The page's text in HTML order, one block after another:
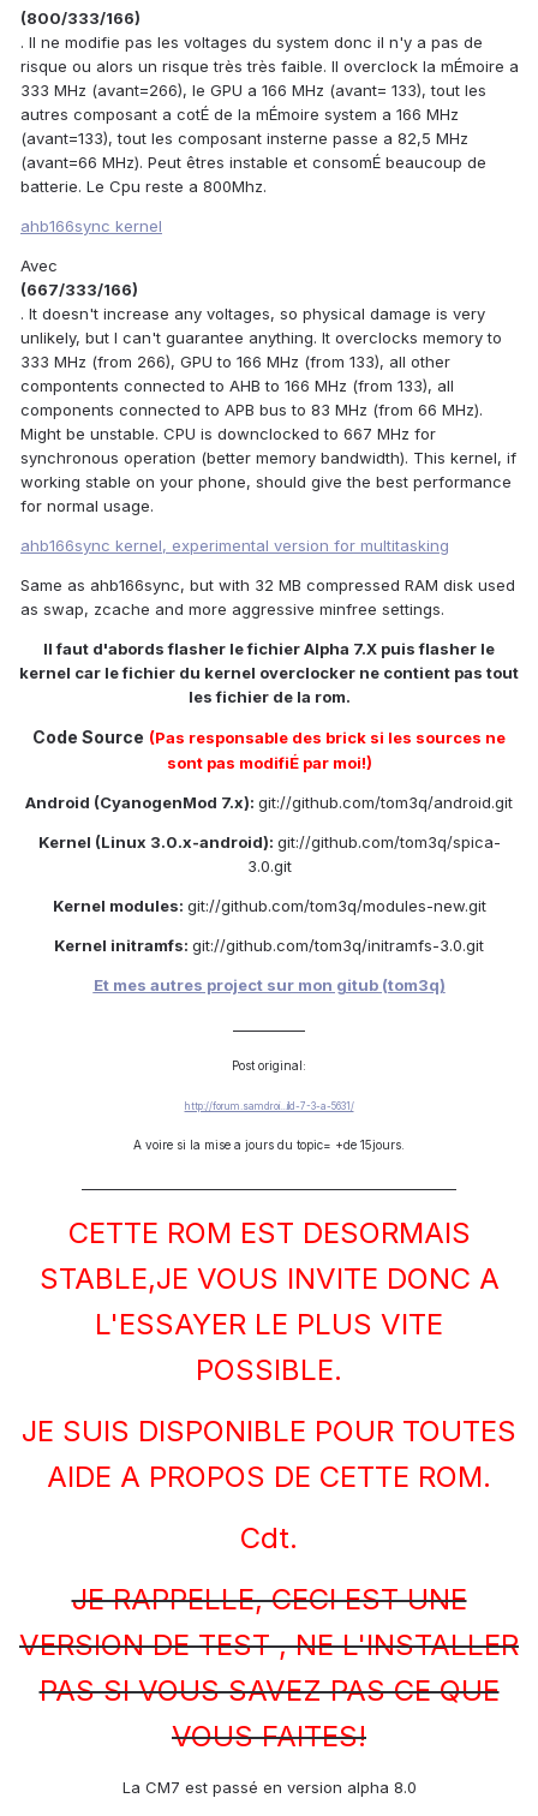
(800/333/166)
. Il ne modifie pas les voltages du system donc il n'y a pas de
risque ou alors un risque très très faible. Il overclock la mÉmoire a
333 MHz (avant=266), le GPU a 166 MHz (avant= 133), tout les
autres composant a cotÉ de la mÉmoire system a 166 MHz
(avant=133), tout les composant insterne passe a 82,5 MHz
(avant=66 MHz). Peut êtres instable et consomÉ beaucoup de
batterie. Le Cpu reste a 800Mhz.
ahb166sync kernel
Avec
(667/333/166)
. It doesn't increase any voltages, so physical damage is very
unlikely, but I can't guarantee anything. It overclocks memory to
333 MHz (from 266), GPU to 166 MHz (from 133), all other
compontents connected to AHB to 166 MHz (from 133), all
components connected to APB bus to 83 MHz (from 66 MHz).
Might be unstable. CPU is downclocked to 667 MHz for
synchronous operation (better memory bandwidth). This kernel, if
working stable on your phone, should give the best performance
for normal usage.
ahb166sync kernel, experimental version for multitasking
Same as ahb166sync, but with 32 MB compressed RAM disk used
as swap, zcache and more aggressive minfree settings.
Il faut d'abords flasher le fichier Alpha 7.X puis flasher le
kernel car le fichier du kernel overclocker ne contient pas tout
les fichier de la rom.
Code Source (Pas responsable des brick si les sources ne
sont pas modifiÉ par moi!)
Android (CyanogenMod 7.x): git://github.com/tom3q/android.git
Kernel (Linux 3.0.x-android): git://github.com/tom3q/spica-
3.0.git
Kernel modules: git://github.com/tom3q/modules-new.git
Kernel initramfs: git://github.com/tom3q/initramfs-3.0.git
Et mes autres project sur mon gitub (tom3q)
Post original:
http://forum.samdroi...ild-7-3-a-5631/
A voire si la mise a jours du topic= +de 15jours.
CETTE ROM EST DESORMAIS
STABLE,JE VOUS INVITE DONC A
L'ESSAYER LE PLUS VITE
POSSIBLE.
JE SUIS DISPONIBLE POUR TOUTES
AIDE A PROPOS DE CETTE ROM.
Cdt.
JE RAPPELLE, CECI EST UNE
VERSION DE TEST , NE L'INSTALLER
PAS SI VOUS SAVEZ PAS CE QUE
VOUS FAITES!
La CM7 est passé en version alpha 8.0